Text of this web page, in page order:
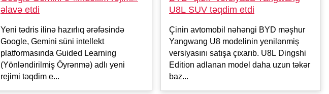
əlavə etdi
Yeni tədris ilinə hazırlıq ərəfəsində
Google, Gemini süni intellekt
platformasında Guided Learning
(Yönləndirilmiş Öyrənmə) adlı yeni
rejimi təqdim e...
U8L SUV təqdim etdi
Çinin avtomobil nəhəngi BYD məşhur
Yangwang U8 modelinin yenilənmiş
versiyasını satışa çıxarıb. U8L Dingshi
Edition adlanan model daha uzun təkər
baz...